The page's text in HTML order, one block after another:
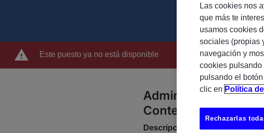
Este puesto ya no está disponible
Administrador/a de
Contenedores
Descripción del puesto
Las cookies nos
que más te
usamos cookies
sociales (propias
navegación y
cookies pulsando
pulsando el
clic en Política
Rechazarlas